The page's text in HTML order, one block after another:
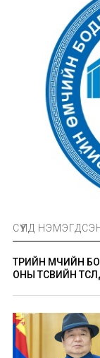
СҮҮЛД
ТӨРИЙН ӨМЧИЙН
ОНЫ ТӨСВИЙН